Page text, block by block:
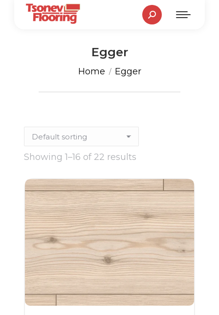
Search:
Egger
You are here:
Home Egger
Showing 1–16 of 22 results